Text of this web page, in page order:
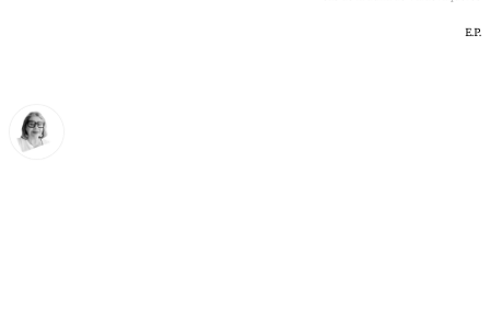
E.P.